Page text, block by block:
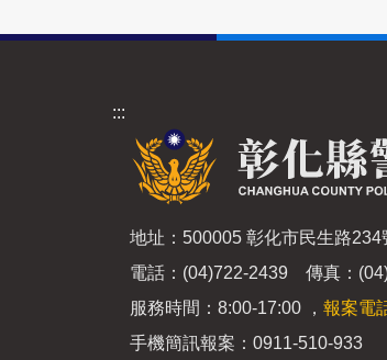
:::
地址：500005 彰化市民生路234
電話：(04)722-2439 傳真：
服務時間：8:00-17:00 ， 報案電
手機簡訊報案：0911-510-933